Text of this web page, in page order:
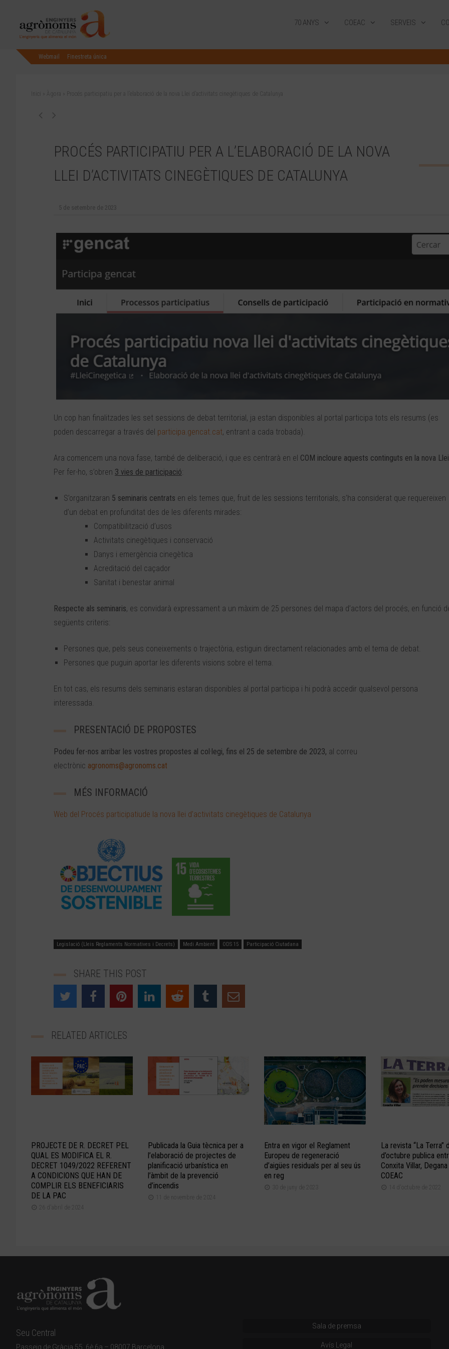
70 ANYS COEAC SERVEIS
Webmail Finestreta única
Inici Àgora Procés participatiu per a l’elaboració de la nova Llei d’activitats cinegètiques de Catalunya
PROCÉS PARTICIPATIU PER A L’ELABORACIÓ DE LA NOVA
LLEI D’ACTIVITATS CINEGÈTIQUES DE CATALUNYA
5 de setembre de 2023
Un cop han finalitzades les set sessions de debat territorial, ja estan disponibles al portal participa tots els resums (es
poden descarregar a través del participa.gencat.cat, entrant a cada trobada).
Ara comencem una nova fase, també de deliberació, i que es centrarà en el COM incloure aquests continguts en la nova Llei
Per fer-ho, s’obren 3 vies de participació:
S’organitzaran 5 seminaris centrats en els temes que, fruit de les sessions territorials, s’ha considerat que requereixen
d’un debat en profunditat des de les diferents mirades:
Compatibilització d’usos
Activitats cinegètiques i conservació
Danys i emergència cinegètica
Acreditació del caçador
Sanitat i benestar animal
Respecte als seminaris, es convidarà expressament a un màxim de 25 persones del mapa d’actors del procés, en funció
següents criteris:
Persones que, pels seus coneixements o trajectòria, estiguin directament relacionades amb el tema de debat.
Persones que puguin aportar les diferents visions sobre el tema.
En tot cas, els resums dels seminaris estaran disponibles al portal participa i hi podrà accedir qualsevol persona
interessada.
PRESENTACIÓ DE PROPOSTES
Podeu fer-nos arribar les vostres propostes al col·legi, fins el 25 de setembre de 2023, al correu
electrònic agronoms@agronoms.cat
MÉS INFORMACIÓ
Web del Procés participatiude la nova llei d’activitats cinegètiques de Catalunya
Legislació (Lleis Reglaments Normatives i Decrets) Medi Ambient ODS 15 Participació Ciutadana
SHARE THIS POST
RELATED ARTICLES
PROJECTE DE R. DECRET PEL
QUAL ES MODIFICA EL R.
DECRET 1049/2022 REFERENT
A CONDICIONS QUE HAN DE
COMPLIR ELS BENEFICIARIS
DE LA PAC
26 d'abril de 2024
Publicada la Guia tècnica per a
l’elaboració de projectes de
planificació urbanística en
l’àmbit de la prevenció
d’incendis
11 de novembre de 2024
Entra en vigor el Reglament
Europeu de regeneració
d’aigües residuals per al seu ús
en reg
30 de juny de 2023
La revista “La Terra”
d’octubre publica
Conxita Villar,
COEAC
14 d'octubre de 2022
Seu Central
Passeig de Gràcia 55, 6è 6a – 08007 Barcelona
Sala de premsa
Avís Legal